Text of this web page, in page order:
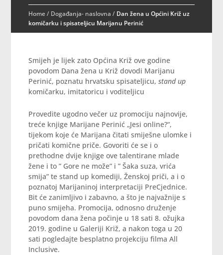
Home/ Događanja- naslovna / Dan žena u Općini Križ uz
komičarku i spisateljicu Marijanu Perinić
Smijeh je lijek zato Općina Križ ove godine
povodom Dana žena u Križ dovodi Marijanu
Perinić, poznatu hrvatsku spisateljicu,stand up
komičarku, imitatoricu i voditeljicu
Provedite ugodno večer uz promociju najnovije,
treće knjige Marijane Perinić „Jesi online?“,
tijekom koje će Marijana čitati smiješne ulomke i
pričati komične priče. Govoriti će se i o
prethodne dvije knjige ove talentirane mlade
žene i to ” Gore ne može” i ” Šaka suza, vrića
smija” te stand up komediji, Ženskoj priči, a i o
poznatoj Marijaninoj interpretaciji PreCjednice.
Bit će zanimljivo i zabavno, a što je najvažnije s
puno smijeha. Promocija, odnosno druženje
povodom dana žena počinje u 18 sati 8. ožujka
2019. godine u Galeriji Križ, a nakon toga u 20
sati pogledajte besplatno projekciju filma All
Inclusive.